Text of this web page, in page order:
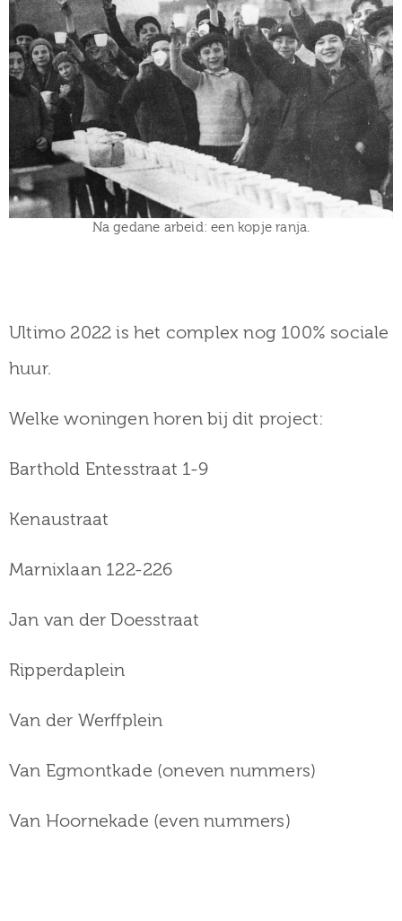
Na gedane arbeid: een kopje ranja.
Ultimo 2022 is het complex nog 100% sociale
huur.
Welke woningen horen bij dit project:
Barthold Entesstraat 1-9
Kenaustraat
Marnixlaan 122-226
Jan van der Doesstraat
Ripperdaplein
Van der Werffplein
Van Egmontkade (oneven nummers)
Van Hoornekade (even nummers)